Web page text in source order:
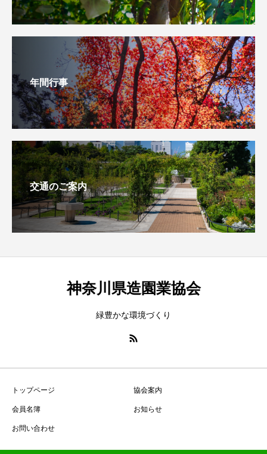
年間行事
交通のご案内
神奈川県造園業協会
緑豊かな環境づくり
トップページ 協会案内
会員名簿 お知らせ
お問い合わせ